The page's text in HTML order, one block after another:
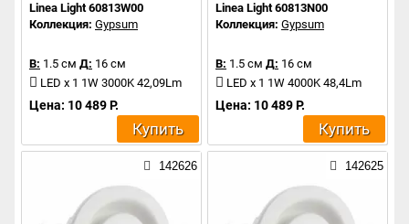
Linea Light 60813W00
Коллекция: Gypsum
В: 1.5 см Д: 16 см
LED x 1 1W 3000K 42,09Lm
Цена: 10 489 Р.
Купить
Linea Light 60813N00
Коллекция: Gypsum
В: 1.5 см Д: 16 см
LED x 1 1W 4000K 48,4Lm
Цена: 10 489 Р.
Купить
142626 142625